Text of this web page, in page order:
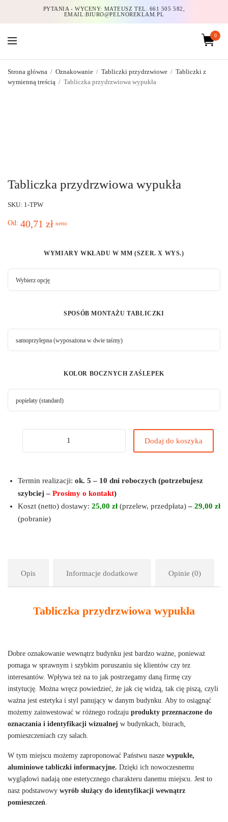
PYTANIA - WYCENY: MATEUSZ TEL. 661 505 582,
EMAIL:BIURO@PELNOREKLAM.PL
0
Strona główna / Oznakowanie / Tabliczki przydrzwiowe / Tabliczki z
wymienną treścią / Tabliczka przydrzwiowa wypukła
Tabliczka przydrzwiowa wypukła
SKU: 1-TPW
Od: 40,71 zł netto
WYMIARY WKŁADU W MM (SZER. X WYS.)
SPOSÓB MONTAŻU TABLICZKI
KOLOR BOCZNYCH ZAŚLEPEK
Dodaj do koszyka
Termin realizacji: ok. 5 – 10 dni roboczych (potrzebujesz
szybciej – Prosimy o kontakt)
Koszt (netto) dostawy: 25,00 zł (przelew, przedpłata)– 29,00 zł
(pobranie)
Opis Informacje dodatkowe Opinie (0)
Tabliczka przydrzwiowa wypukła
Dobre oznakowanie wewnątrz budynku jest bardzo ważne, ponieważ
pomaga w sprawnym i szybkim poruszaniu się klientów czy tez
interesantów. Wpływa też na to jak postrzegamy daną firmę czy
instytucję. Można wręcz powiedzieć, że jak cię widzą, tak cię piszą, czyli
ważna jest estetyka i styl panujący w danym budynku. Aby to osiągnąć
możemy zainwestować w różnego rodzajuprodukty przeznaczone do
oznaczania i identyfikacji wizualnej w budynkach, biurach,
pomieszczeniach czy salach.
W tym miejscu możemy zaproponować Państwu naszewypukłe,
aluminiowe tabliczki informacyjne. Dzięki ich nowoczesnemu
wyglądowi nadają one estetycznego charakteru danemu miejscu. Jest to
nasz podstawowywyrób służący do identyfikacji wewnątrz
pomieszczeń